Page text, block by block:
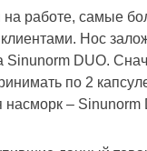
работе, самые
Нос
DUO.
по 2
насморк – Sinunorm